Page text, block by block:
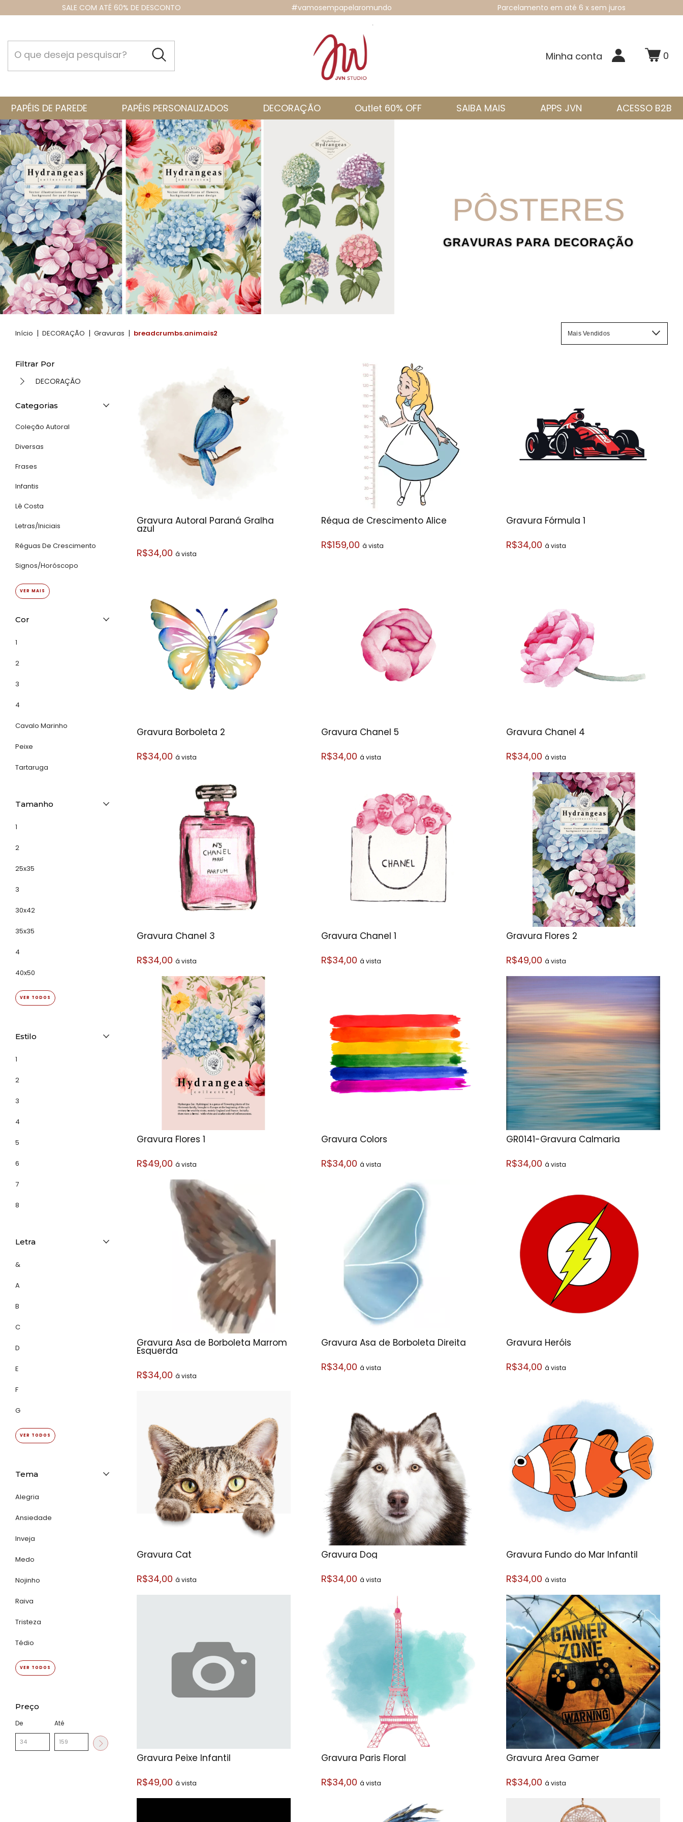
SALE COM ATÉ 60% DE DESCONTO #vamosempapelaromundo Parcelamento em até 6 x sem juros
Minha conta 0
PAPÉIS DE PAREDE PAPÉIS PERSONALIZADOS DECORAÇÃO Outlet 60% OFF SAIBA MAIS APPS JVN ACESSO B2B
Início | DECORAÇÃO | Gravuras | breadcrumbs.animais2
Filtrar Por
DECORAÇÃO
Categorias
Coleção Autoral
Diversas
Frases
Infantis
Lê Costa
Letras/Iniciais
Réguas De Crescimento
Signos/horóscopo
VER MAIS
Cor
1
2
3
4
Cavalo Marinho
Peixe
Tartaruga
Tamanho
1
2
25x35
3
30x42
35x35
4
40x50
VER TODOS
Estilo
1
2
3
4
5
6
7
8
Letra
&
A
B
C
D
E
F
G
VER TODOS
Tema
Alegria
Ansiedade
Inveja
Medo
Nojinho
Raiva
Tristeza
Tédio
VER TODOS
Preço
De Até
Gravura Autoral Paraná Gralha
azul
R$34,00 á vista
Régua de Crescimento Alice
R$159,00á vista
Gravura Fórmula 1
R$34,00 á vista
Gravura Borboleta 2
R$34,00 á vista
Gravura Chanel 5
R$34,00á vista
Gravura Chanel 4
R$34,00 á vista
Gravura Chanel 3
R$34,00 á vista
Gravura Chanel 1
R$34,00á vista
Gravura Flores 2
R$49,00 á vista
Gravura Flores 1
R$49,00 á vista
Gravura Colors
R$34,00á vista
GR0141-Gravura Calmaria
R$34,00 á vista
Gravura Asa de Borboleta Marrom
Esquerda
R$34,00 á vista
Gravura Asa de Borboleta Direita
R$34,00á vista
Gravura Heróis
R$34,00 á vista
Gravura Cat
R$34,00 á vista
Gravura Dog
R$34,00á vista
Gravura Fundo do Mar Infantil
R$34,00 á vista
Gravura Peixe Infantil
R$49,00 á vista
Gravura Paris Floral
R$34,00á vista
Gravura Área Gamer
R$34,00 á vista